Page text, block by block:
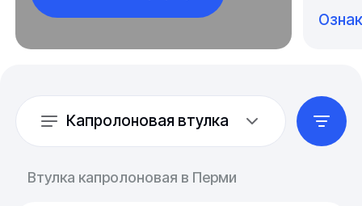
Капролоновая втулка
Втулка капролоновая в Перми